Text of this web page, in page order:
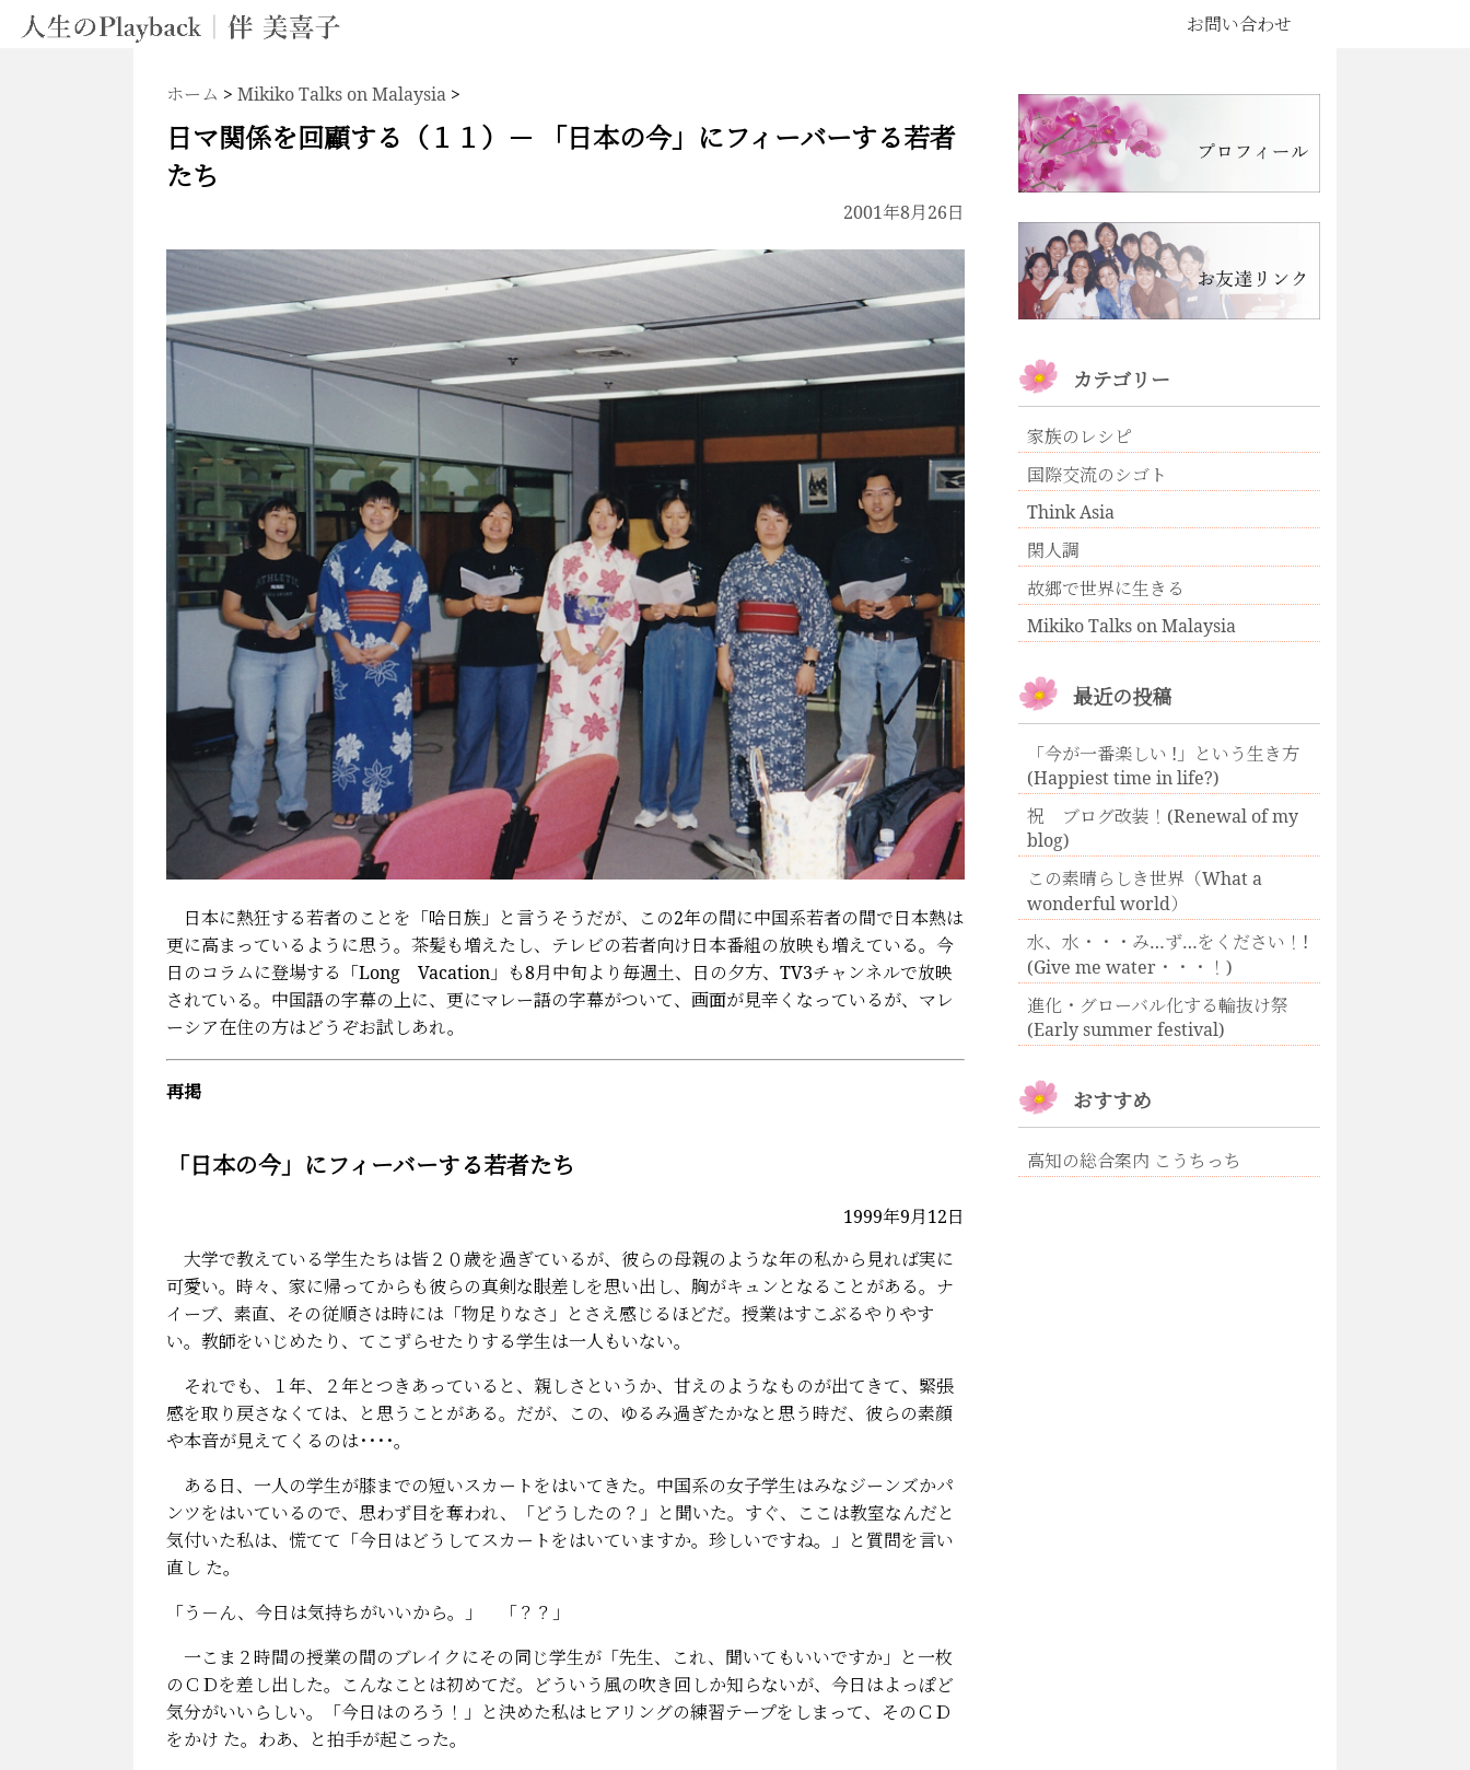
お問い合わせ
ホーム > Mikiko Talks on Malaysia >
日マ関係を回顧する（１１）－ 「日本の今」にフィーバーする若者
たち
2001年8月26日
日本に熱狂する若者のことを「哈日族」と言うそうだが、この2年の間に中国系若者の間で日本熱は
更に高まっているように思う。茶髪も増えたし、テレビの若者向け日本番組の放映も増えている。今
日のコラムに登場する「Long Vacation」も8月中旬より毎週土、日の夕方、TV3チャンネルで放映
されている。中国語の字幕の上に、更にマレー語の字幕がついて、画面が見辛くなっているが、マレ
ーシア在住の方はどうぞお試しあれ。
再掲
「日本の今」にフィーバーする若者たち
1999年9月12日
大学で教えている学生たちは皆２０歳を過ぎているが、彼らの母親のような年の私から見れば実に
可愛い。時々、家に帰ってからも彼らの真剣な眼差しを思い出し、胸がキュンとなることがある。ナ
イーブ、素直、その従順さは時には「物足りなさ」とさえ感じるほどだ。授業はすこぶるやりやす
い。教師をいじめたり、てこずらせたりする学生は一人もいない。
それでも、１年、２年とつきあっていると、親しさというか、甘えのようなものが出てきて、緊張
感を取り戻さなくては、と思うことがある。だが、この、ゆるみ過ぎたかなと思う時だ、彼らの素顔
や本音が見えてくるのは････。
ある日、一人の学生が膝までの短いスカートをはいてきた。中国系の女子学生はみなジーンズかパ
ンツをはいているので、思わず目を奪われ、「どうしたの？」と聞いた。すぐ、ここは教室なんだと
気付いた私は、慌てて「今日はどうしてスカートをはいていますか。珍しいですね。」と質問を言い
直し た。
「う－ん、今日は気持ちがいいから。」 「？？」
一こま２時間の授業の間のブレイクにその同じ学生が「先生、これ、聞いてもいいですか」と一枚
のＣＤを差し出した。こんなことは初めてだ。どういう風の吹き回しか知らないが、今日はよっぽど
気分がいいらしい。「今日はのろう！」と決めた私はヒアリングの練習テープをしまって、そのＣＤ
をかけ た。わあ、と拍手が起こった。
カテゴリー
家族のレシピ
国際交流のシゴト
Think Asia
閑人調
故郷で世界に生きる
Mikiko Talks on Malaysia
最近の投稿
「今が一番楽しい !」という生き方
(Happiest time in life?)
祝 ブログ改装！(Renewal of my
blog)
この素晴らしき世界（What a
wonderful world）
水、水・・・み…ず…をください！!
(Give me water・・・！)
進化・グローバル化する輪抜け祭
(Early summer festival)
おすすめ
高知の総合案内 こうちっち